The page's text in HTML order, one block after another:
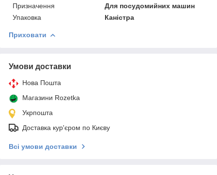
Призначення
Для посудомийних машин
Упаковка
Каністра
Приховати
Умови доставки
Нова Пошта
Магазини Rozetka
Укрпошта
Доставка кур'єром по Києву
Всі умови доставки